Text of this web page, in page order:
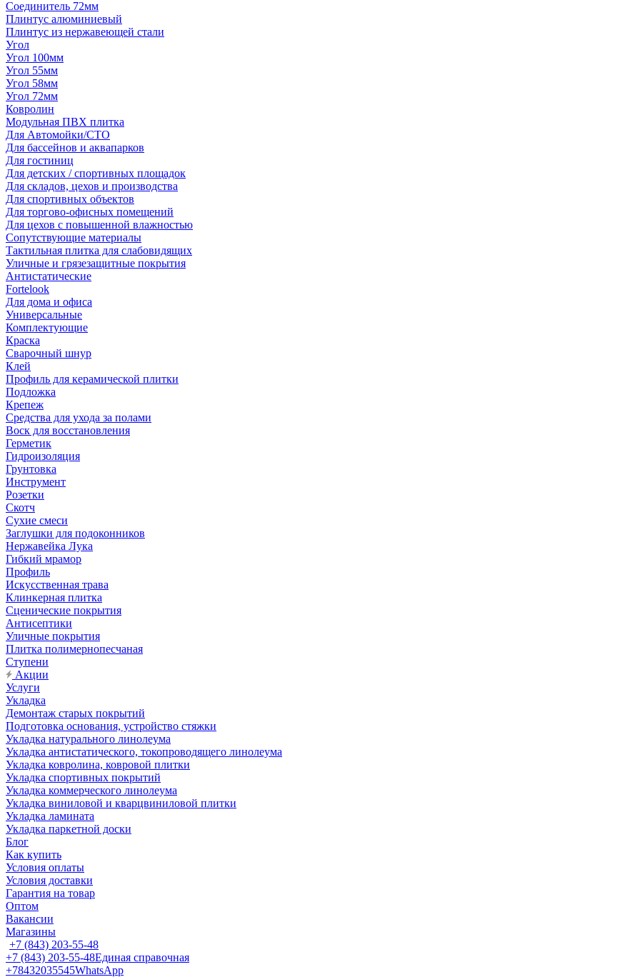
Соединитель 72мм
Плинтус алюминиевый
Плинтус из нержавеющей стали
Угол
Угол 100мм
Угол 55мм
Угол 58мм
Угол 72мм
Ковролин
Модульная ПВХ плитка
Для Автомойки/СТО
Для бассейнов и аквапарков
Для гостиниц
Для детских / спортивных площадок
Для складов, цехов и производства
Для спортивных объектов
Для торгово-офисных помещений
Для цехов с повышенной влажностью
Сопутствующие материалы
Тактильная плитка для слабовидящих
Уличные и грязезащитные покрытия
Антистатические
Fortelook
Для дома и офиса
Универсальные
Комплектующие
Краска
Сварочный шнур
Клей
Профиль для керамической плитки
Подложка
Крепеж
Средства для ухода за полами
Воск для восстановления
Герметик
Гидроизоляция
Грунтовка
Инструмент
Розетки
Скотч
Сухие смеси
Заглушки для подоконников
Нержавейка Лука
Гибкий мрамор
Профиль
Искусственная трава
Клинкерная плитка
Сценические покрытия
Антисептики
Уличные покрытия
Плитка полимернопесчаная
Ступени
Акции
Услуги
Укладка
Демонтаж старых покрытий
Подготовка основания, устройство стяжки
Укладка натурального линолеума
Укладка антистатического, токопроводящего линолеума
Укладка ковролина, ковровой плитки
Укладка спортивных покрытий
Укладка коммерческого линолеума
Укладка виниловой и кварцвиниловой плитки
Укладка ламината
Укладка паркетной доски
Блог
Как купить
Условия оплаты
Условия доставки
Гарантия на товар
Оптом
Вакансии
Магазины
+7 (843) 203-55-48
+7 (843) 203-55-48Единая справочная
+78432035545WhatsApp